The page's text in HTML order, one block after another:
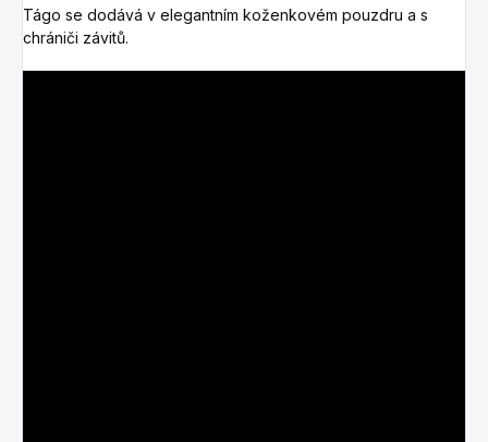
Tágo se dodává v elegantním koženkovém pouzdru a s
chrániči závitů.